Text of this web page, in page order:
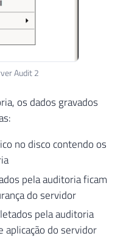
Audit 2
os dados gravados
no disco contendo os
pela auditoria ficam
do servidor
pela auditoria
aplicação do servidor